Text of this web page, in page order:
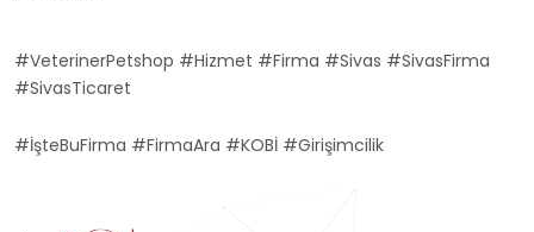
#VeterinerPetshop #Hizmet #Firma #Sivas #SivasFirma
#SivasTicaret
#İşteBuFirma #FirmaAra #KOBİ #Girişimcilik